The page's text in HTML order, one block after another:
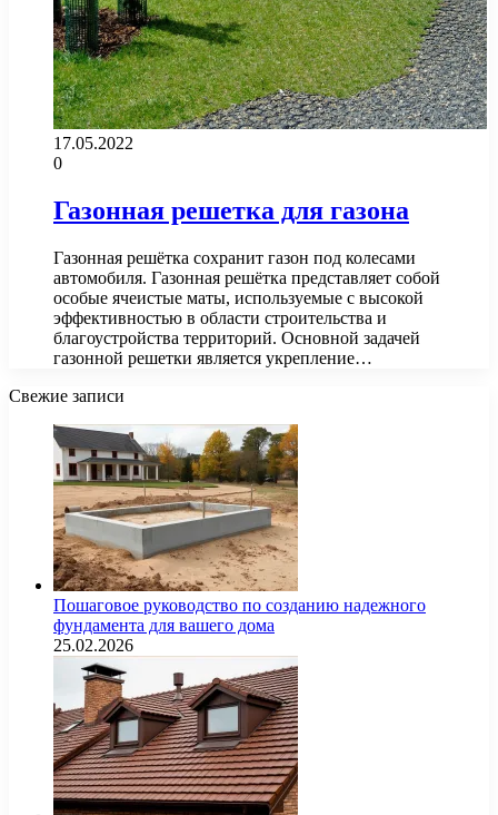
17.05.2022
0
Газонная решетка для газона
Газонная решётка сохранит газон под колесами
автомобиля. Газонная решётка представляет собой
особые ячеистые маты, используемые с высокой
эффективностью в области строительства и
благоустройства территорий. Основной задачей
газонной решетки является укрепление…
Свежие записи
Пошаговое руководство по созданию надежного
фундамента для вашего дома
25.02.2026